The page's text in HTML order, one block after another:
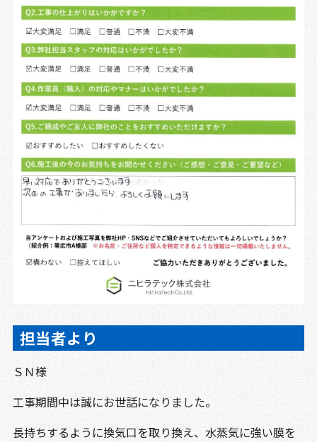
担当者より
ＳＮ様
工事期間中は誠にお世話になりました。
長持ちするように換気口を取り換え、水蒸気に強い膜を